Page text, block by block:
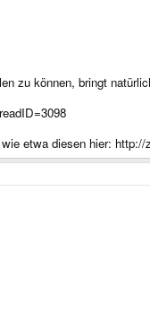
zu können, bringt
etwa diesen hier: